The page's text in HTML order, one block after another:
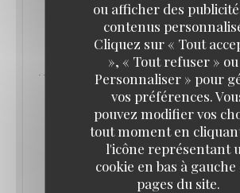
ou afficher des
contenus
Cliquez sur « Tout
», « Tout refuser » ou
Personnaliser » pour
vos préférences.
pouvez modifier vos
tout moment en
l'icône représentant
cookie en bas à gauche
pages du site.
Réservations au 01 40 20 04 62